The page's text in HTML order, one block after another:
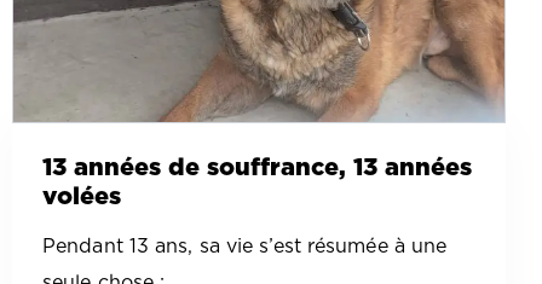
13 années de souffrance, 13 années
volées
Pendant 13 ans, sa vie s’est résumée à une